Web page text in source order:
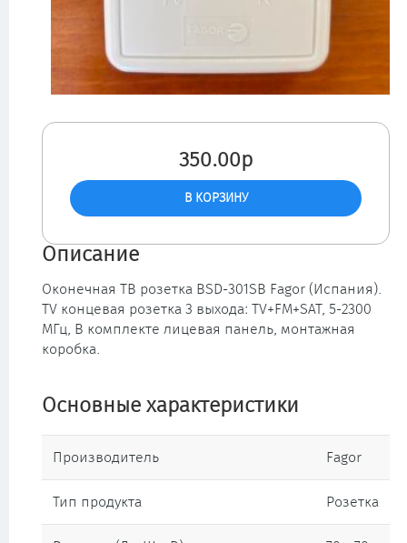
350.00р
Описание
Окoнeчная ТВ розетка BSD-301SВ Fagor (Испания).
TV концeвaя poзетка 3 выxода: TV+FM+SAT, 5-2300
MГц, В комплeкте лицевaя панeль, монтажная
коробка.
Основные характеристики
Производитель Fagor
Тип продукта Розетка